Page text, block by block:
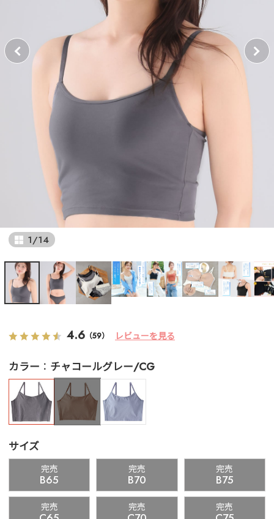
1/14
4.6 （59） レビューを見る
カラー チャコールグレー/CG
サイズ
完売
B65
完売
B70
完売
B75
完売 完売 完売